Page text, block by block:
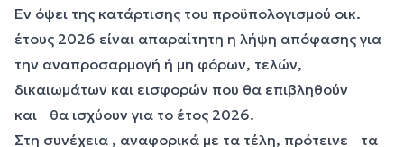
Εν όψει της κατάρτισης του προϋπολογισμού οικ.
έτους 2026 είναι απαραίτητη η λήψη απόφασης για
την αναπροσαρμογή ή μη φόρων, τελών,
δικαιωμάτων και εισφορών που θα επιβληθούν
και θα ισχύουν για το έτος 2026.
Στη συνέχεια , αναφορικά με τα τέλη, πρότεινε τα